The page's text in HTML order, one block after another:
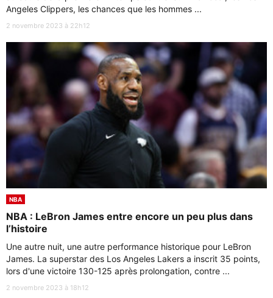
Angeles Clippers, les chances que les hommes ...
2 novembre 2023 à 22h12
NBA
NBA : LeBron James entre encore un peu plus dans
l’histoire
Une autre nuit, une autre performance historique pour LeBron
James. La superstar des Los Angeles Lakers a inscrit 35 points,
lors d'une victoire 130-125 après prolongation, contre ...
2 novembre 2023 à 18h12